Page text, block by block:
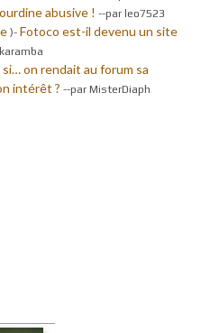
abusive ! --par leo7523
)- Fotoco est-il devenu un site
si… on rendait au forum sa
intérêt ? --par MisterDiaph